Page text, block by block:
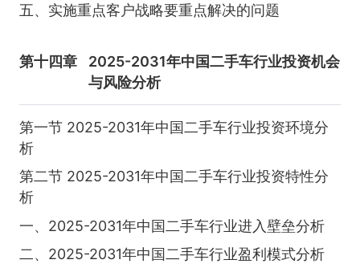
五、实施重点客户战略要重点解决的问题
第十四章
2025-2031年中国二手车行业投资机会
与风险分析
第一节 2025-2031年中国二手车行业投资环境分
析
第二节 2025-2031年中国二手车行业投资特性分
析
一、2025-2031年中国二手车行业进入壁垒分析
二、2025-2031年中国二手车行业盈利模式分析